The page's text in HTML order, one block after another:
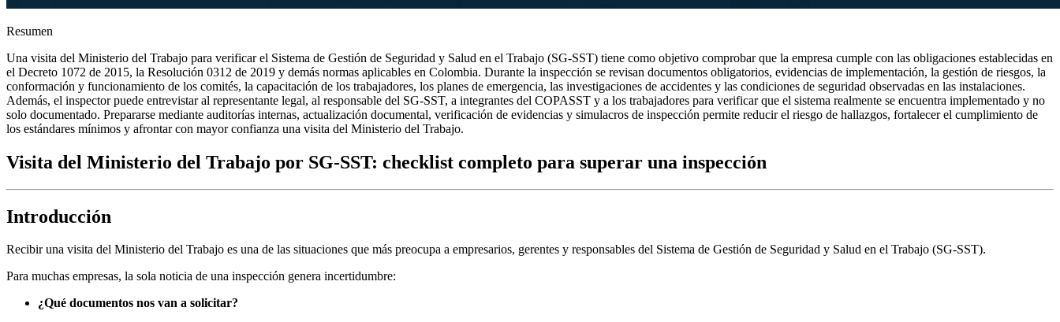
Resumen
Una visita del Ministerio del Trabajo para verificar el Sistema de Gestión de Seguridad y Salud en el Trabajo (SG-SST) tiene como objetivo comprobar que la empresa cumple con las obligaciones establecidas en
el Decreto 1072 de 2015, la Resolución 0312 de 2019 y demás normas aplicables en Colombia. Durante la inspección se revisan documentos obligatorios, evidencias de implementación, la gestión de riesgos, la
conformación y funcionamiento de los comités, la capacitación de los trabajadores, los planes de emergencia, las investigaciones de accidentes y las condiciones de seguridad observadas en las instalaciones.
Además, el inspector puede entrevistar al representante legal, al responsable del SG-SST, a integrantes del COPASST y a los trabajadores para verificar que el sistema realmente se encuentra implementado y no
solo documentado. Prepararse mediante auditorías internas, actualización documental, verificación de evidencias y simulacros de inspección permite reducir el riesgo de hallazgos, fortalecer el cumplimiento de
los estándares mínimos y afrontar con mayor confianza una visita del Ministerio del Trabajo.
Visita del Ministerio del Trabajo por SG-SST: checklist completo para superar una inspección
Introducción
Recibir una visita del Ministerio del Trabajo es una de las situaciones que más preocupa a empresarios, gerentes y responsables del Sistema de Gestión de Seguridad y Salud en el Trabajo (SG-SST).
Para muchas empresas, la sola noticia de una inspección genera incertidumbre:
¿Qué documentos nos van a solicitar?